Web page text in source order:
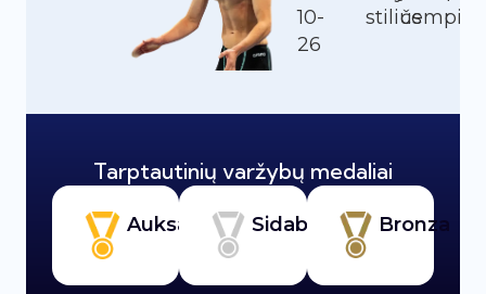
10-
26
stilius
Tarptautinių varžybų medaliai
Auksas Sidabras Bronza